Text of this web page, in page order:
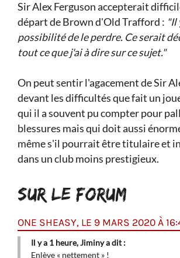
Sir Alex Ferguson accepterait
départ de Brown d'Old Trafford : "Il
possibilité de le perdre. Ce serait
tout ce que j'ai à dire sur ce sujet."
On peut sentir l'agacement de Sir
devant les difficultés que fait un
qui il a souvent pu compter pour
blessures mais qui doit aussi
même s'il pourrait être titulaire et
dans un club moins prestigieux.
SUR LE FORUM
ONE SHEASY, LE 9 MARS 2020 À
Il y a 1 heure, Jiminy a dit :
Enlève « nettement » !